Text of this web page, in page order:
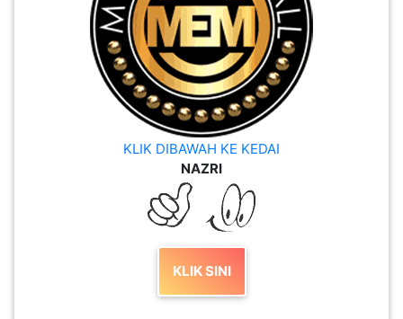
KLIK DIBAWAH KE KEDAI
NAZRI
KLIK SINI